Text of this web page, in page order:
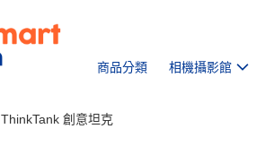
商品分類 相機攝影館
ThinkTank 創意坦克